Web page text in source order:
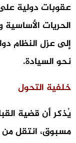
عقوبات دولية
الحريات
إلى عزل النظام
نحو السيادة.
​خلفية التحول
يُذكر أن قضية
مسبوق، انتقل من